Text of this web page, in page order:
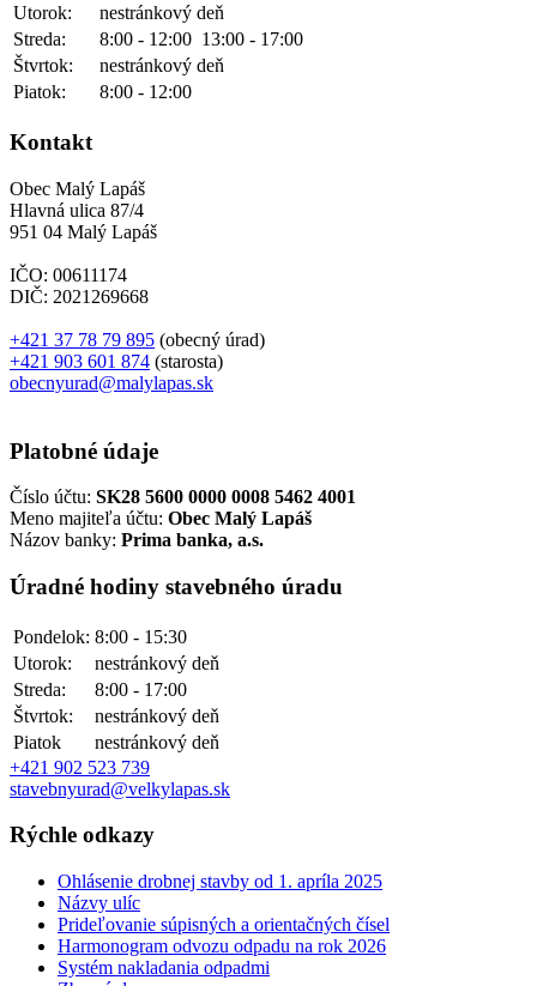
Utorok:
nestránkový deň
Streda:
8:00 - 12:00 13:00 - 17:00
Štvrtok:
nestránkový deň
Piatok:
8:00 - 12:00
Kontakt
Obec Malý Lapáš
Hlavná ulica 87/4
951 04 Malý Lapáš
IČO: 00611174
DIČ: 2021269668
+421 37 78 79 895 (obecný úrad)
+421 903 601 874 (starosta)
obecnyurad@malylapas.sk
Platobné údaje
Číslo účtu: SK28 5600 0000 0008 5462 4001
Meno majiteľa účtu: Obec Malý Lapáš
Názov banky: Prima banka, a.s.
Úradné hodiny stavebného úradu
Pondelok: 8:00 - 15:30
Utorok:
nestránkový deň
Streda:
8:00 - 17:00
Štvrtok:
nestránkový deň
Piatok
nestránkový deň
+421 902 523 739
stavebnyurad@velkylapas.sk
Rýchle odkazy
Ohlásenie drobnej stavby od 1. apríla 2025
Názvy ulíc
Prideľovanie súpisných a orientačných čísel
Harmonogram odvozu odpadu na rok 2026
Systém nakladania odpadmi